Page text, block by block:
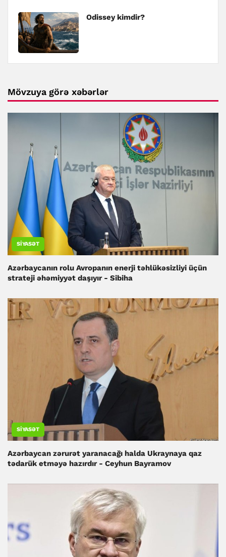
Odissey kimdir?
Mövzuya görə xəbərlər
SIYASƏT
Azərbaycanın rolu Avropanın enerji təhlükəsizliyi üçün
strateji əhəmiyyət daşıyır - Sibiha
SIYASƏT
Azərbaycan zərurət yaranacağı halda Ukraynaya qaz
tədarük etməyə hazırdır - Ceyhun Bayramov